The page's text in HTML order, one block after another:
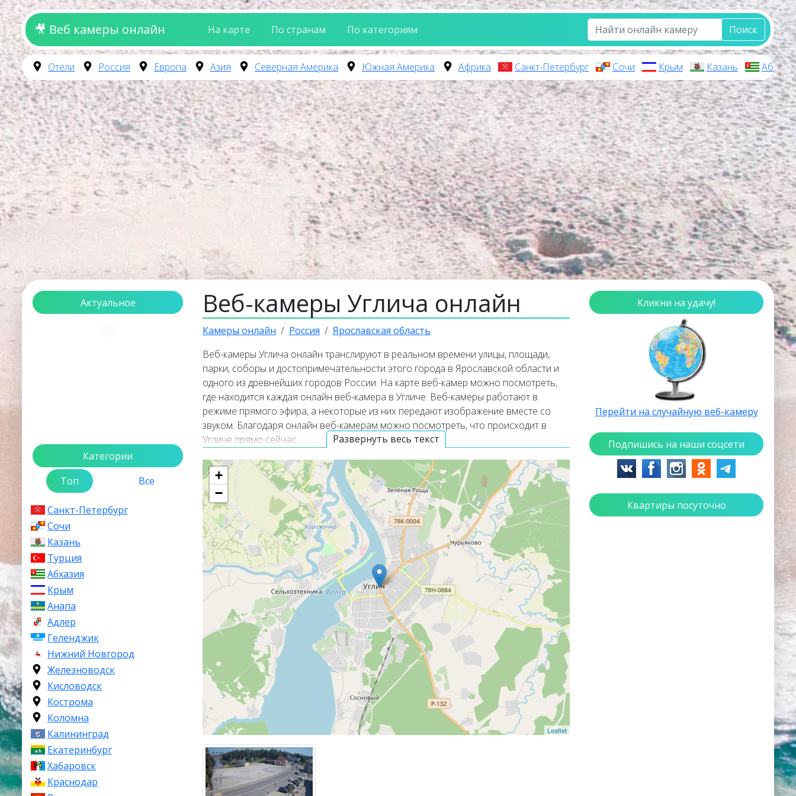
🎥 Веб камеры онлайн На карте По странам По категориям Поиск
Отели Россия Европа Азия Северная Америка Южная Америка Африка Санкт-Петербург Сочи Крым Казань
Актуальное
Категории
Топ
Все
Санкт-Петербург
Сочи
Казань
Турция
Абхазия
Крым
Анапа
Адлер
Геленджик
Нижний Новгород
Железноводск
Кисловодск
Кострома
Коломна
Калининград
Екатеринбург
Хабаровск
Краснодар
Веб-камеры Углича онлайн
Камеры онлайн Россия Ярославская область
Развернуть весь текст
Веб-камеры Углича онлайн транслируют в реальном времени улицы, площади,
парки, соборы и достопримечательности этого города в Ярославской области и
одного из древнейших городов России. На карте веб-камер можно посмотреть,
где находится каждая онлайн веб-камера в Угличе. Веб-камеры работают в
режиме прямого эфира, а некоторые из них передают изображение вместе со
звуком. Благодаря онлайн веб-камерам можно посмотреть, что происходит в
Угличе прямо сейчас.
Краткая информация о городе Углич
Углич
— это один из древнейших городов России, входящий в известный
туристический маршрут «Золотое кольцо». Он является пятым по величине
городом Ярославской области после Ярославля, Рыбинска, Тутаева и Переславля-
Залесского, а также административным центром Угличского района области. Его
население составляет 32 719 жителей, а площадь примерно 27 км².
Углич расположен на обоих берегах реки Волги возле Угличского водохранилища
на западе Ярославской области, в 109 км к западу от Ярославля и в 200 км к
северо-востоку от Москвы. Город располагается на достаточно крутом изломе
русла реки Волги, благодаря чему он славится своими живописными пейзажами.
Углич один из древнейших городов России, по данным историков, он был основан
в 937 году. Однако первые упоминания о городе в исторических документах
датируются 1148 годом под названием Углече-поле. По поводу происхождения
названия города историки спорят до сих пор. Согласно распространенной версии,
оно происходит от слова «угол», так как здесь русло реки Волги образует данную
геометрическую фигуру.
Сегодня Углич один из крупных туристических центров Ярославской области,
ежегодно его посещают более 300 тысяч туристов. В 2018 году город был
включен в знаменитый туристический маршрут «Золотое кольцо России», который
проложен по древнейшим городам Северо-Восточной Руси, где сохранились
+
−
Leaflet
Кликни на удачу!
Перейти на случайную веб-камеру
Подпишись на наши соцсети
Квартиры посуточно